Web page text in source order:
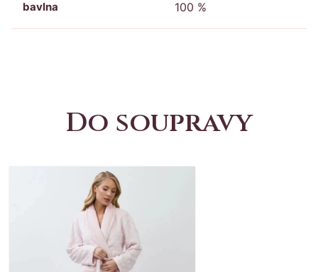
bavlna 100 %
Do soupravy